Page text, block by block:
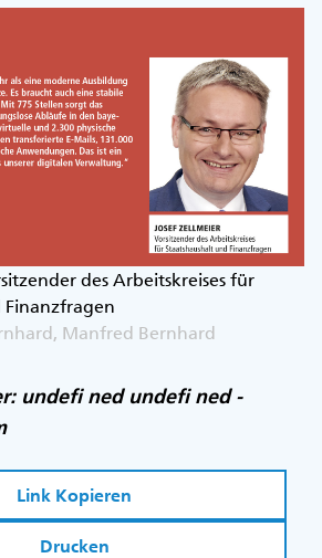
des Arbeitskreises für
Finanzfragen
Manfred Bernhard
undefi ned undefi ned -
Link Kopieren
Drucken